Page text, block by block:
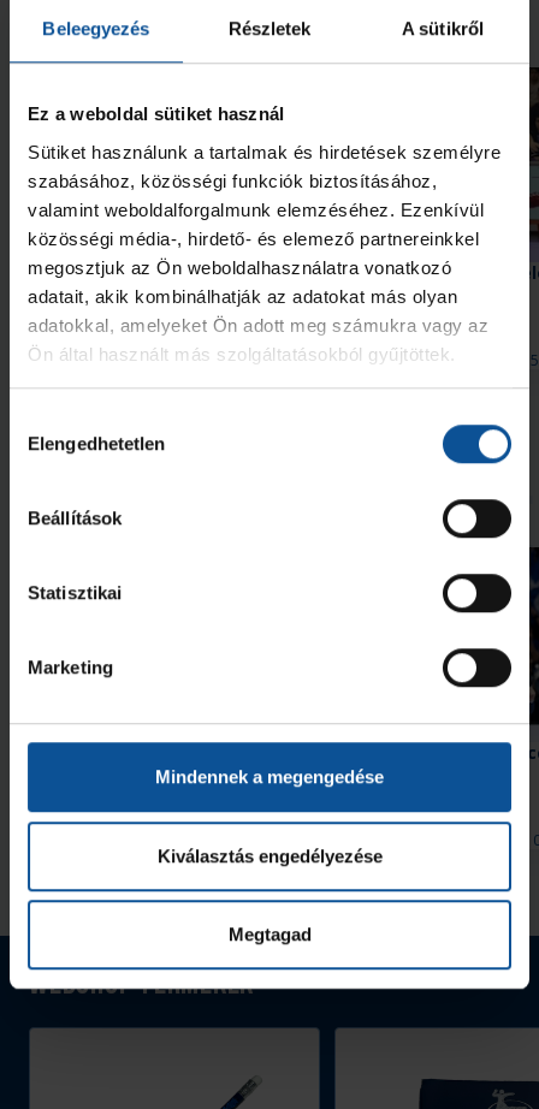
Beleegyezés Részletek A sütikről
Ez a weboldal sütiket használ
Sütiket használunk a tartalmak és hirdetések személyre
szabásához, közösségi funkciók biztosításához,
valamint weboldalforgalmunk elemzéséhez. Ezenkívül
közösségi média-, hirdető- és elemező partnereinkkel
megosztjuk az Ön weboldalhasználatra vonatkozó
adatait, akik kombinálhatják az adatokat más olyan
adatokkal, amelyeket Ön adott meg számukra vagy az
Ön által használt más szolgáltatásokból gyűjtöttek.
kiválasztása
Elengedhetetlen
Beállítások
Statisztikai
Marketing
Mindennek a megengedése
Kiválasztás engedélyezése
Megtagad
Neked ajánljuk
Bajnokok Ligája 2026. júl. 29.
Szeptember 10-én itthon
kezdünk a Bajnokok Ligájában
Bajnokok Ligája 2026. júl.
Bemutatjuk BL-
Kristianstad (3. rész)
További friss hírek
Megnézem az összeset
Szabó „Sonka” Lászlóra
2026. aug.
Kedden újabb
Arénában
Webshop termékek